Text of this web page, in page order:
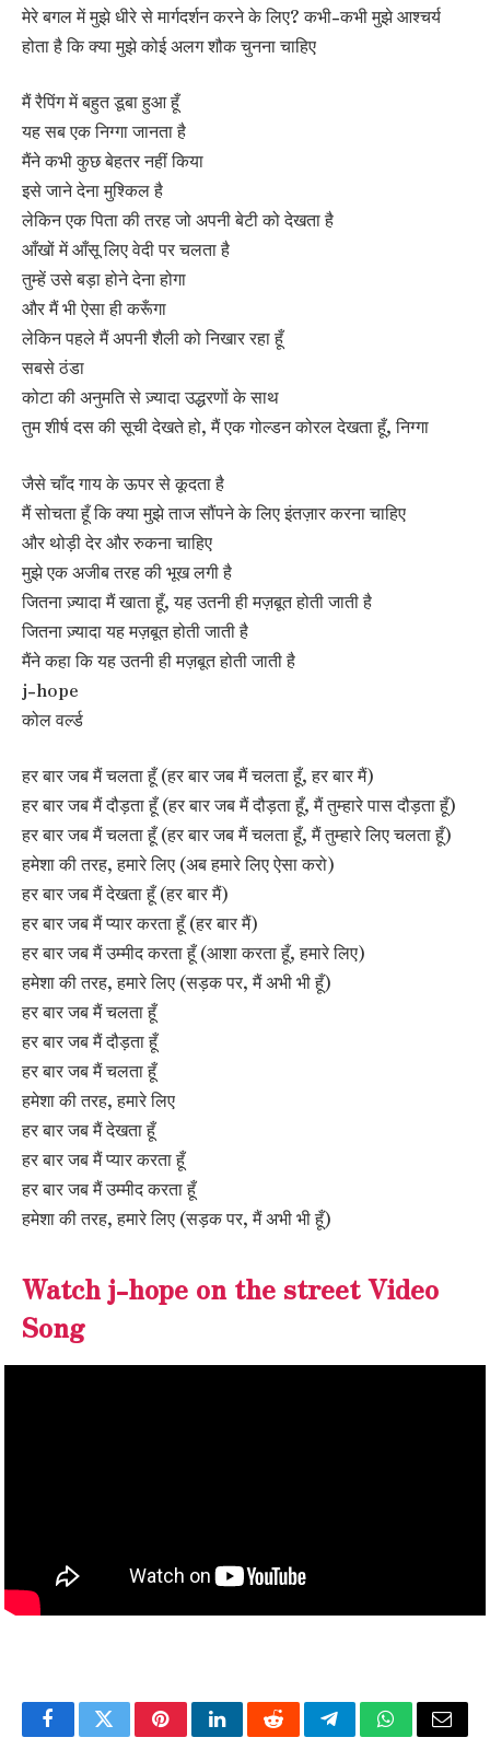
मेरे बगल में मुझे धीरे से मार्गदर्शन करने के लिए? कभी-कभी मुझे आश्चर्य
होता है कि क्या मुझे कोई अलग शौक चुनना चाहिए
मैं रैपिंग में बहुत डूबा हुआ हूँ
यह सब एक निग्गा जानता है
मैंने कभी कुछ बेहतर नहीं किया
इसे जाने देना मुश्किल है
लेकिन एक पिता की तरह जो अपनी बेटी को देखता है
आँखों में आँसू लिए वेदी पर चलता है
तुम्हें उसे बड़ा होने देना होगा
और मैं भी ऐसा ही करूँगा
लेकिन पहले मैं अपनी शैली को निखार रहा हूँ
सबसे ठंडा
कोटा की अनुमति से ज़्यादा उद्धरणों के साथ
तुम शीर्ष दस की सूची देखते हो, मैं एक गोल्डन कोरल देखता हूँ, निग्गा
जैसे चाँद गाय के ऊपर से कूदता है
मैं सोचता हूँ कि क्या मुझे ताज सौंपने के लिए इंतज़ार करना चाहिए
और थोड़ी देर और रुकना चाहिए
मुझे एक अजीब तरह की भूख लगी है
जितना ज़्यादा मैं खाता हूँ, यह उतनी ही मज़बूत होती जाती है
जितना ज़्यादा यह मज़बूत होती जाती है
मैंने कहा कि यह उतनी ही मज़बूत होती जाती है
j-hope
कोल वर्ल्ड
हर बार जब मैं चलता हूँ (हर बार जब मैं चलता हूँ, हर बार मैं)
हर बार जब मैं दौड़ता हूँ (हर बार जब मैं दौड़ता हूँ, मैं तुम्हारे पास दौड़ता हूँ)
हर बार जब मैं चलता हूँ (हर बार जब मैं चलता हूँ, मैं तुम्हारे लिए चलता हूँ)
हमेशा की तरह, हमारे लिए (अब हमारे लिए ऐसा करो)
हर बार जब मैं देखता हूँ (हर बार मैं)
हर बार जब मैं प्यार करता हूँ (हर बार मैं)
हर बार जब मैं उम्मीद करता हूँ (आशा करता हूँ, हमारे लिए)
हमेशा की तरह, हमारे लिए (सड़क पर, मैं अभी भी हूँ)
हर बार जब मैं चलता हूँ
हर बार जब मैं दौड़ता हूँ
हर बार जब मैं चलता हूँ
हमेशा की तरह, हमारे लिए
हर बार जब मैं देखता हूँ
हर बार जब मैं प्यार करता हूँ
हर बार जब मैं उम्मीद करता हूँ
हमेशा की तरह, हमारे लिए (सड़क पर, मैं अभी भी हूँ)
Watch j-hope on the street Video
Song
FacebookTwitterPinterestLinkedInRedditTelegramWhatsApp
Email